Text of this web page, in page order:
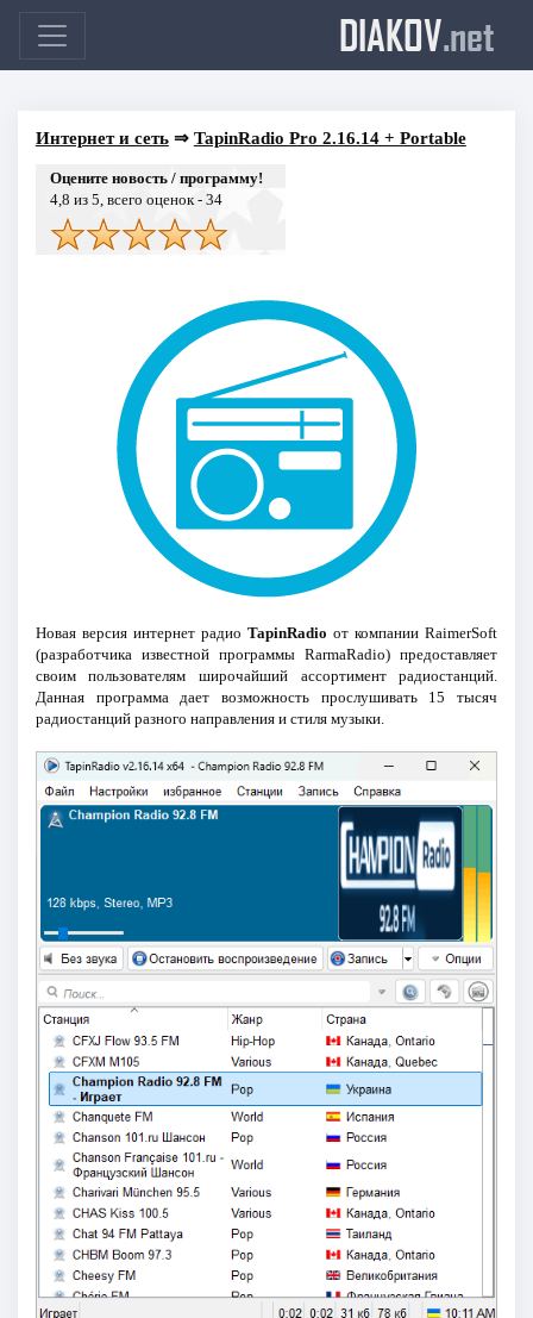
DIAKOV.net
Интернет и сеть⇒ TapinRadio Pro 2.16.14 + Portable
Оцените новость / программу!
4,8 из 5, всего оценок - 34
Новая версия интернет радиоTapinRadio от компании RaimerSoft
(разработчика известной программы RarmaRadio) предоставляет
своим пользователям широчайший ассортимент радиостанций.
Данная программа дает возможность прослушивать 15 тысяч
радиостанций разного направления и стиля музыки.